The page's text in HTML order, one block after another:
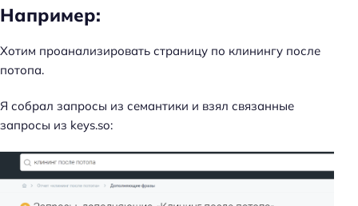
Например:
Хотим проанализировать страницу по клинингу после
потопа.
Я собрал запросы из семантики и взял связанные
запросы из keys.so: